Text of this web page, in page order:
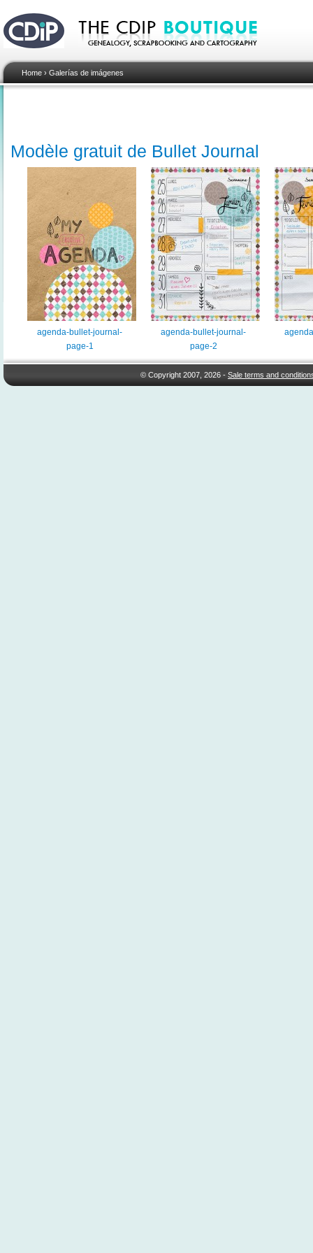
Home › Galerías de imágenes
Modèle gratuit de Bullet Journal
agenda-bullet-journal-
page-1
agenda-bullet-journal-
page-2
© Copyright 2007, 2026 -Sale terms and